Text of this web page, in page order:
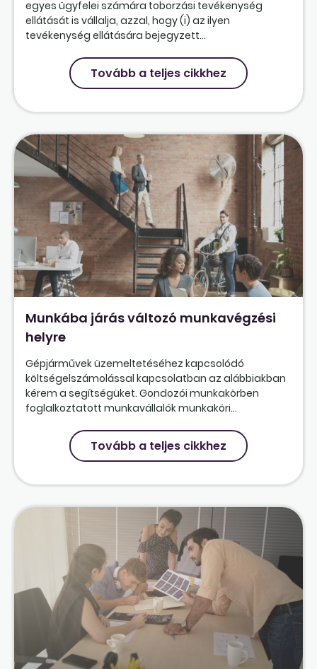
egyes ügyfelei számára toborzási tevékenység
ellátását is vállalja, azzal, hogy (i) az ilyen
tevékenység ellátására bejegyzett...
Tovább a teljes cikkhez
Munkába járás változó munkavégzési
helyre
Gépjárművek üzemeltetéséhez kapcsolódó
költségelszámolással kapcsolatban az alábbiakban
kérem a segítségüket. Gondozói munkakörben
foglalkoztatott munkavállalók munkaköri...
Tovább a teljes cikkhez